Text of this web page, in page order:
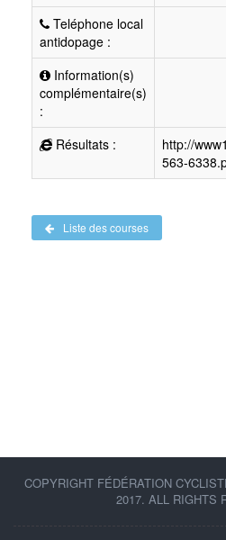
Teléphone local
antidopage :
Information(s)
complémentaire(s)
:
Résultats :
http://
563-
Liste des courses
COPYRIGHT FÉDÉRATION
2017. ALL RIGHTS